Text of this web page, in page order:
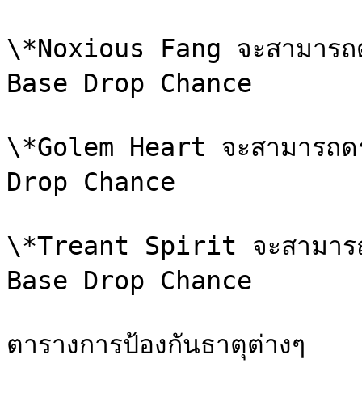
\*Noxious Fang จะสามาร
Base Drop Chance
\*Golem Heart จะสามารถ
Drop Chance
\*Treant Spirit จะสามารถ
Base Drop Chance
ตารางการป้องกันธาตุต่างๆ